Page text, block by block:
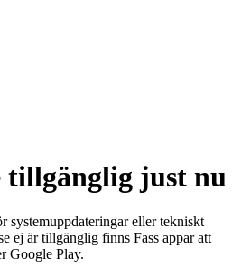
tillgänglig just nu
systemuppdateringar eller tekniskt
ej är tillgänglig finns Fass appar att
Google Play.